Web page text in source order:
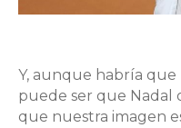
Y, aunque habría
puede ser que Nadal
que nuestra imagen